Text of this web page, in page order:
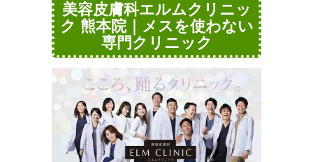
美容皮膚科エルムクリニッ
ク 熊本院｜メスを使わない
専門クリニック